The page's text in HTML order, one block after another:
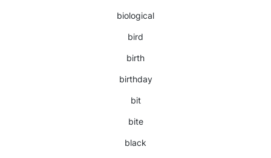
biological
bird
birth
birthday
bit
bite
black